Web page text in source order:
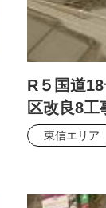
R５国道
区改良8工
東信エリア